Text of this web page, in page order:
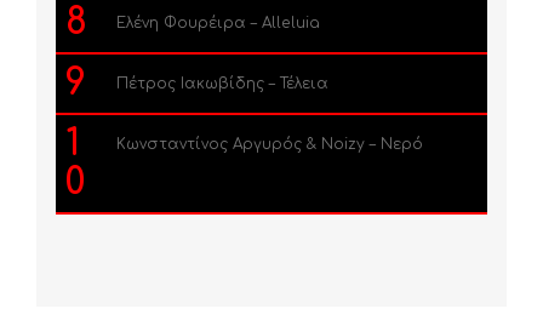
8 Ελένη Φουρέιρα – Alleluia
9 Πέτρος Ιακωβίδης – Τέλεια
1
0
Κωνσταντίνος Αργυρός & Noizy – Νερό